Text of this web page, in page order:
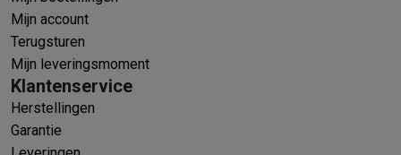
Mijn account
Terugsturen
Mijn leveringsmoment
Klantenservice
Herstellingen
Garantie